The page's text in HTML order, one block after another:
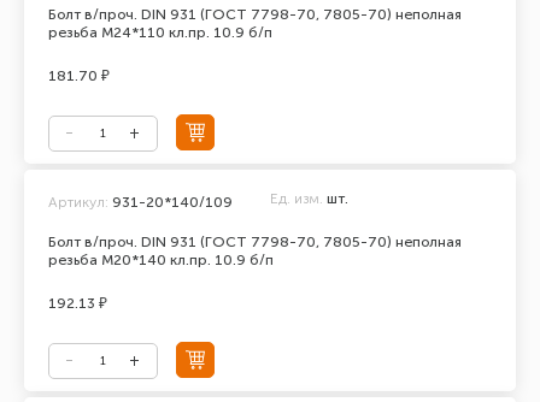
Болт в/проч. DIN 931 (ГОСТ 7798-70, 7805-70) неполная
резьба М24*110 кл.пр. 10.9 б/п
181.70 ₽
Болт в/проч. DIN 931 (ГОСТ 7798-70, 7805-70) неполная
резьба М20*140 кл.пр. 10.9 б/п
Артикул: 931-20*140/109 Ед. изм. шт.
192.13 ₽